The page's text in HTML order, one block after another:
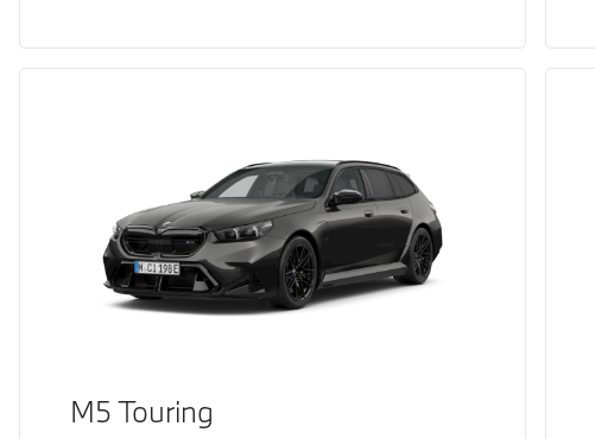
M5 Touring